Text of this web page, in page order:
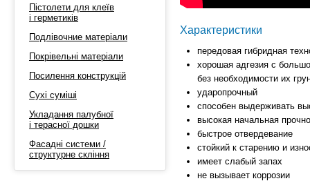
Пістолети для клеїв
і герметиків
Подлівочние матеріали
Покрівельні матеріали
Посилення конструкцій
Сухі суміші
Укладання палубної
і терасної дошки
Фасадні системи /
структурне скління
Характеристики
передовая гибридная
хорошая адгезия с
без необходимости их
ударопрочный
способен выдерживать
высокая начальная
быстрое отвердевание
стойкий к старению и
имеет слабый запах
не вызывает коррозии